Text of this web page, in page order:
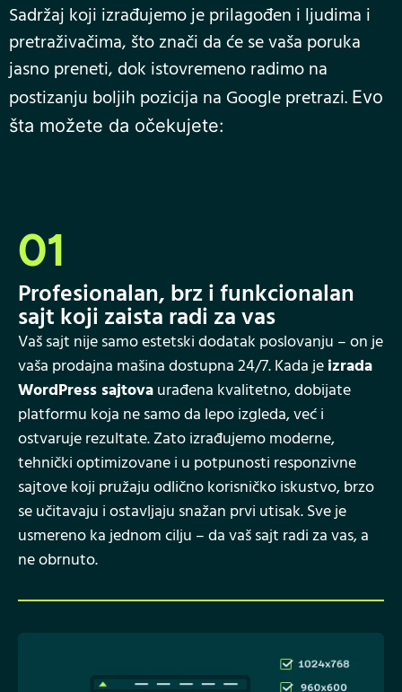
Sadržaj koji izrađujemo je prilagođen i ljudima i
pretraživačima, što znači da će se vaša poruka
jasno preneti, dok istovremeno radimo na
postizanju boljih pozicija na Google pretrazi. Evo
šta možete da očekujete:
01
Profesionalan, brz i funkcionalan
sajt koji zaista radi za vas
Vaš sajt nije samo estetski dodatak poslovanju – on je
vaša prodajna mašina dostupna 24/7. Kada jeizrada
WordPress sajtovaurađena kvalitetno, dobijate
platformu koja ne samo da lepo izgleda, već i
ostvaruje rezultate. Zato izrađujemo moderne,
tehnički optimizovane i u potpunosti responzivne
sajtove koji pružaju odlično korisničko iskustvo, brzo
se učitavaju i ostavljaju snažan prvi utisak. Sve je
usmereno ka jednom cilju – da vaš sajt radi za vas, a
ne obrnuto.